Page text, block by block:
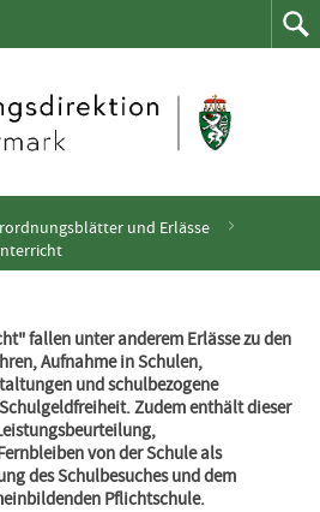
Zum
und Erlässe
fallen unter anderem Erlässe zu den
Aufnahme in Schulen,
und schulbezogene
Zudem enthält dieser
von der Schule als
des Schulbesuches und dem
Pflichtschule.